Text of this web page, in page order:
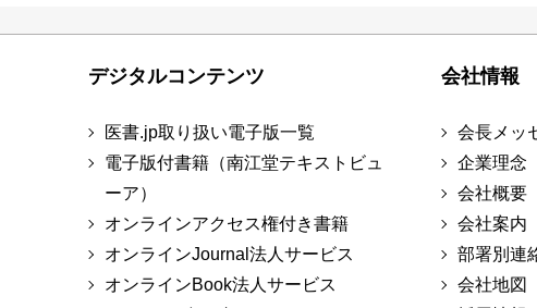
デジタルコンテンツ
医書.jp取り扱い電子版一覧
電子版付書籍（南江堂テキストビュ
ーア）
オンラインアクセス権付き書籍
オンラインJournal法人サービス
オンラインBook法人サービス
会社情報
会長メッ
企業理念
会社概要
会社案内
部署別連
会社地図